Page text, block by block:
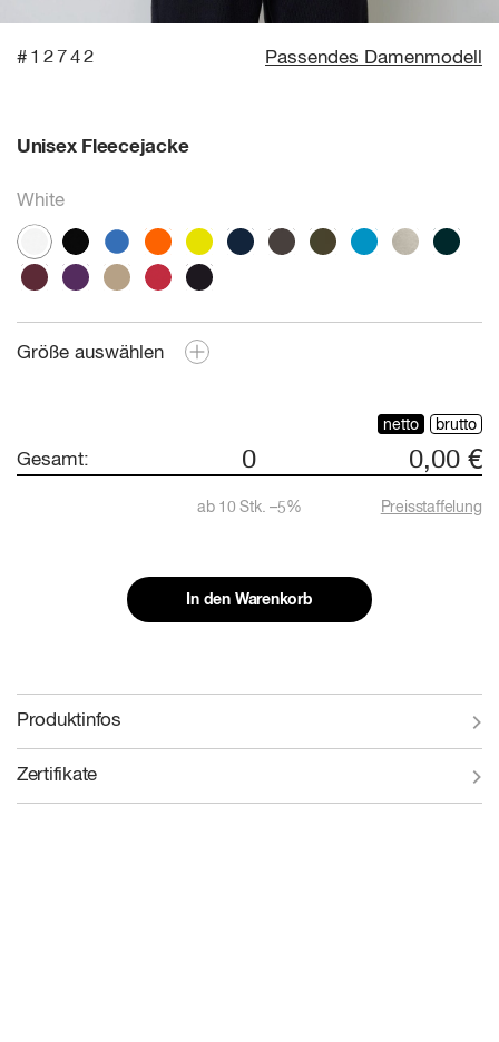
#12742 Passendes Damenmodell
Unisex Fleecejacke
White
Größe auswählen
netto brutto
Gesamt: 0 0,00 €
ab 10 Stk. –5% Preisstaffelung
In den Warenkorb
Produktinfos
Zertifikate